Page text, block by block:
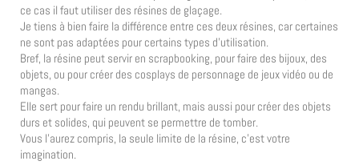
ce cas il faut utiliser des résines de glaçage.
Je tiens à bien faire la différence entre ces deux résines, car certaines
ne sont pas adaptées pour certains types d’utilisation.
Bref, la résine peut servir en scrapbooking, pour faire des bijoux, des
objets, ou pour créer des cosplays de personnage de jeux vidéo ou de
mangas.
Elle sert pour faire un rendu brillant, mais aussi pour créer des objets
durs et solides, qui peuvent se permettre de tomber.
Vous l’aurez compris, la seule limite de la résine, c’est votre
imagination.